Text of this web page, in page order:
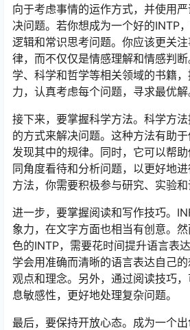
向于考虑事情的运作方式，并使用
决问题。若你想成为一个好的INTP
逻辑和常识思考问题。你应该更关
律，而不仅仅是情感理解和情感判
学、科学和哲学等相关领域的书籍
力，认真考虑每个问题，寻求最优解
接下来，要掌握科学方法。科学方
的方式来解决问题。这种方法有助于
发现其中的规律。同时，它可以帮
同角度看待和分析问题，以更好地
方法，你需要积极参与研究、实验和
进一步，要掌握阅读和写作技巧。
象力，在文字方面也相当有创意。
色的INTP，需要花时间提升语言表
学会用准确而清晰的语言表达自己
观点和理念。另外，通过阅读技巧
息敏感性，更好地处理复杂问题。
最后，要保持开放心态。成为一个